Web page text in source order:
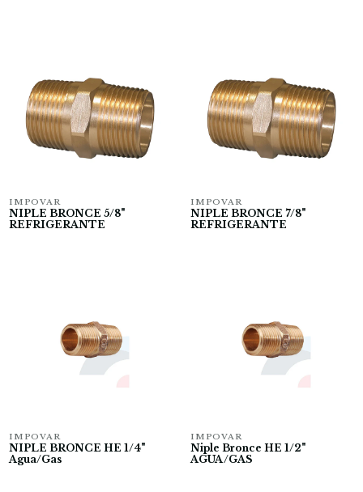
IMPOVAR
NIPLE BRONCE 5/8"
REFRIGERANTE
IMPOVAR
NIPLE BRONCE 7/8"
REFRIGERANTE
IMPOVAR
NIPLE BRONCE HE 1/4"
Agua/Gas
IMPOVAR
Niple Bronce HE 1/2"
AGUA/GAS